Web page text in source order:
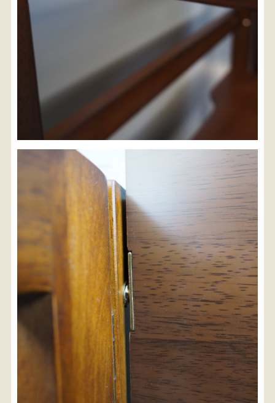
検索
人気の検索キーワード
松本民芸 水屋箪笥 B2770 踏台 2678 2990
2557 小長火鉢 1601